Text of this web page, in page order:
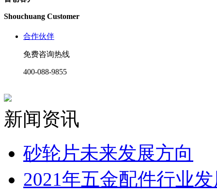
Shouchuang Customer
合作伙伴
免费咨询热线
400-088-9855
新闻资讯
砂轮片未来发展方向
2021年五金配件行业